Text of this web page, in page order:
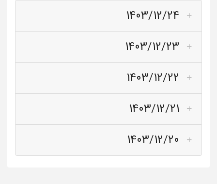
1403/12/24
1403/12/23
1403/12/22
1403/12/21
1403/12/20